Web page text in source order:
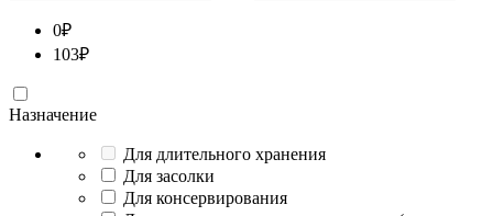
0₽
103₽
Назначение
Для длительного хранения
Для засолки
Для консервирования